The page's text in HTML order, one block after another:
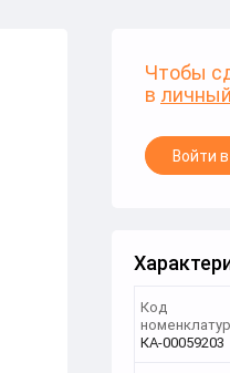
Чтобы
в
Войти
Код
КА-00059203